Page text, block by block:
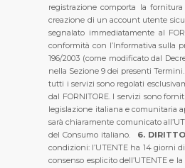
registrazione comporta la
creazione di un account utente
segnalato immediatamente al
conformità con l’Informativa sulla
196/2003 (come modificato dal
nella Sezione 9 dei presenti Termini.
tutti i servizi sono regolati
dal FORNITORE. I servizi sono
legislazione italiana e comunitaria
sarà chiaramente comunicato
del Consumo italiano.
6.
condizioni: l’UTENTE ha 14 giorni
consenso esplicito dell’UTENTE e